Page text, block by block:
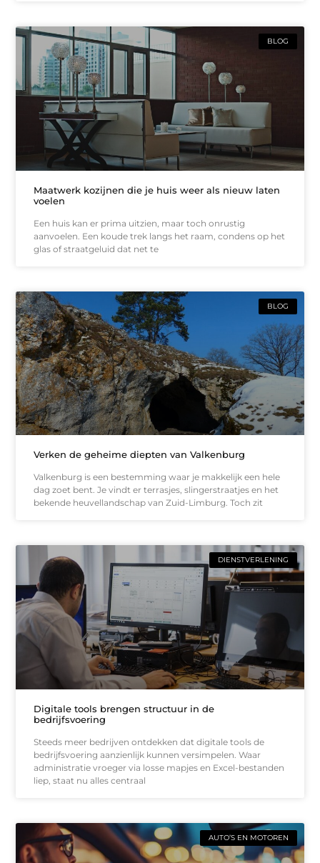
BLOG
Maatwerk kozijnen die je huis weer als nieuw laten
voelen
Een huis kan er prima uitzien, maar toch onrustig
aanvoelen. Een koude trek langs het raam, condens op het
glas of straatgeluid dat net te
BLOG
Verken de geheime diepten van Valkenburg
Valkenburg is een bestemming waar je makkelijk een hele
dag zoet bent. Je vindt er terrasjes, slingerstraatjes en het
bekende heuvellandschap van Zuid-Limburg. Toch zit
DIENSTVERLENING
Digitale tools brengen structuur in de
bedrijfsvoering
Steeds meer bedrijven ontdekken dat digitale tools de
bedrijfsvoering aanzienlijk kunnen versimpelen. Waar
administratie vroeger via losse mapjes en Excel-bestanden
liep, staat nu alles centraal
AUTO’S EN MOTOREN